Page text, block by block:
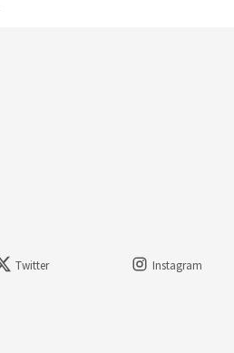
Twitter
Instagram